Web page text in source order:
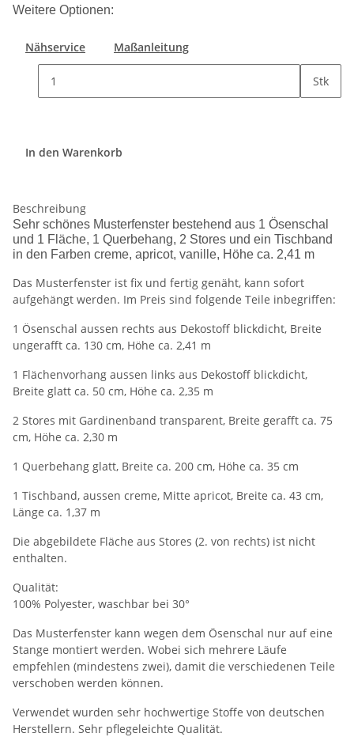
Weitere Optionen:
Nähservice Maßanleitung
Stk
In den Warenkorb
Beschreibung
Sehr schönes Musterfenster bestehend aus 1 Ösenschal
und 1 Fläche, 1 Querbehang, 2 Stores und ein Tischband
in den Farben creme, apricot, vanille, Höhe ca. 2,41 m
Das Musterfenster ist fix und fertig genäht, kann sofort
aufgehängt werden. Im Preis sind folgende Teile inbegriffen:
1 Ösenschal aussen rechts aus Dekostoff blickdicht, Breite
ungerafft ca. 130 cm, Höhe ca. 2,41 m
1 Flächenvorhang aussen links aus Dekostoff blickdicht,
Breite glatt ca. 50 cm, Höhe ca. 2,35 m
2 Stores mit Gardinenband transparent, Breite gerafft ca. 75
cm, Höhe ca. 2,30 m
1 Querbehang glatt, Breite ca. 200 cm, Höhe ca. 35 cm
1 Tischband, aussen creme, Mitte apricot, Breite ca. 43 cm,
Länge ca. 1,37 m
Die abgebildete Fläche aus Stores (2. von rechts) ist nicht
enthalten.
Qualität:
100% Polyester, waschbar bei 30°
Das Musterfenster kann wegen dem Ösenschal nur auf eine
Stange montiert werden. Wobei sich mehrere Läufe
empfehlen (mindestens zwei), damit die verschiedenen Teile
verschoben werden können.
Verwendet wurden sehr hochwertige Stoffe von deutschen
Herstellern. Sehr pflegeleichte Qualität.